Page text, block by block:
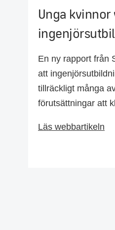
Unga
En ny rapport från
att
tillräckligt många
förutsättningar att
Läs webbartikeln